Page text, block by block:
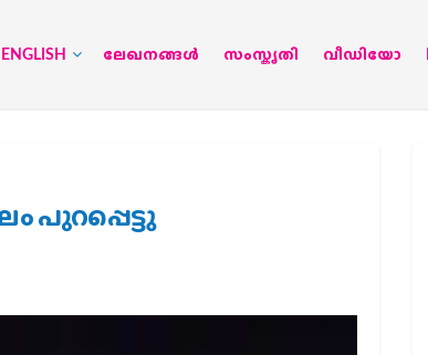
ENGLISH ലേഖനങ്ങള്‍ സംസ്കൃതി വീഡിയോ
പുറപ്പെട്ടു